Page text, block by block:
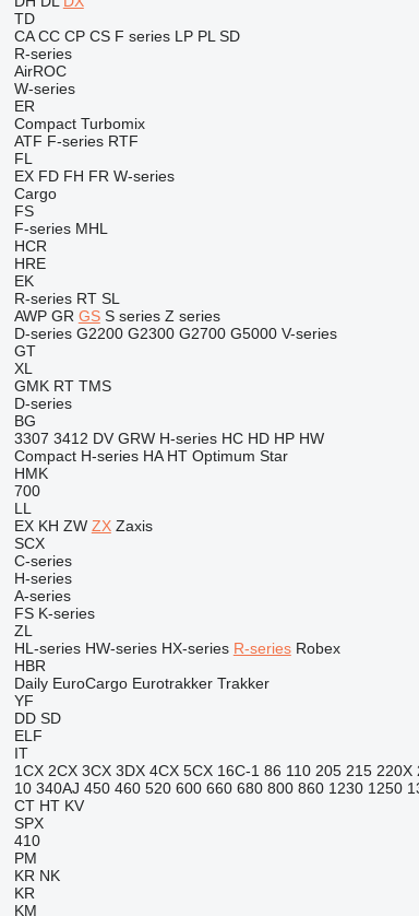
TD
CA CC CP CS F series LP PL SD
R-series
AirROC
W-series
ER
Compact Turbomix
ATF F-series RTF
FL
EX FD FH FR W-series
Cargo
FS
F-series MHL
HCR
HRE
EK
R-series RT SL
AWP GR GS S series Z series
D-series G2200 G2300 G2700 G5000 V-series
GT
XL
GMK RT TMS
D-series
BG
3307 3412 DV GRW H-series HC HD HP HW
Compact H-series HA HT Optimum Star
HMK
700
LL
EX KH ZW ZX Zaxis
SCX
C-series
H-series
A-series
FS K-series
ZL
HL-series HW-series HX-series R-series Robex
HBR
Daily EuroCargo Eurotrakker Trakker
YF
DD SD
ELF
IT
1CX 2CX 3CX 3DX 4CX 5CX 16C-1 86 110 205 215 220X
10 340AJ 450 460 520 600 660 680 800 860 1230 1250
CT HT KV
SPX
410
PM
KR NK
KR
KM